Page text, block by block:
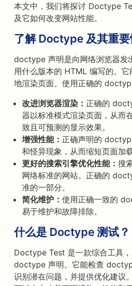
本文中，我们将探讨 Doctype
及它如何改变网站性能。
了解 Doctype 及其重
doctype 声明是向网络浏览器发
用什么版本的 HTML 编写的。
地渲染页面。使用正确的
改进浏览器渲染： 正确的
器以标准模式渲染页面，从而
致且可预测的显示效果。
增强性能： 正确声明的
和怪异现象，从而缩短页面加载
更好的搜索引擎优化性能： 搜
网络标准的网站。正确的
准的一部分。
简化维护： 使用正确一致的
易于维护和故障排除。
什么是 Doctype 测试？
Doctype Test 是一款综合工具
doctype 声明。它能检查
识别潜在问题，并提供优化建议